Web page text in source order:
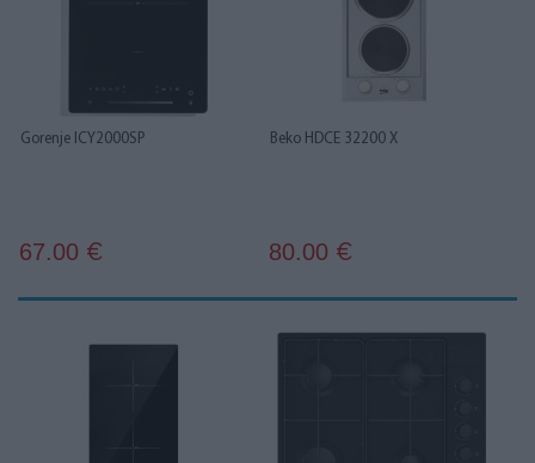
Gorenje ICY2000SP
67.00 €
Beko HDCE 32200 X
80.00 €